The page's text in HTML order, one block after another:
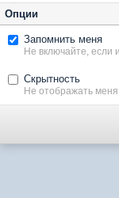
Опции
Запомнить меня
Не включайте, если
Скрытность
Не отображать меня